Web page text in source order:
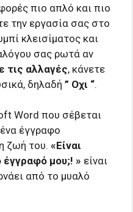
πιο απλό και πιο
την εργασία σας στο
κλεισίματος και
σας ρωτά αν
τις αλλαγές, κάνετε
δηλαδή ” Οχι “.
Word που σέβεται
έγγραφο
ζωή του. «Είναι
μου;! » είναι
από το μυαλό